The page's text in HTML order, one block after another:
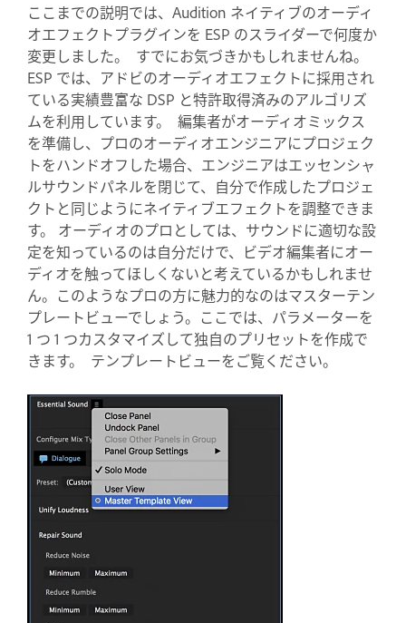
ここまでの説明では、Audition ネイティブのオーディ
オエフェクトプラグインを ESP のスライダーで何度か
変更しました。 すでにお気づきかもしれませんね。
ESP では、アドビのオーディオエフェクトに採用され
ている実績豊富な DSP と特許取得済みのアルゴリズ
ムを利用しています。 編集者がオーディオミックス
を準備し、プロのオーディオエンジニアにプロジェク
トをハンドオフした場合、エンジニアはエッセンシャ
ルサウンドパネルを閉じて、自分で作成したプロジェ
クトと同じようにネイティブエフェクトを調整できま
す。 オーディオのプロとしては、サウンドに適切な設
定を知っているのは自分だけで、ビデオ編集者にオー
ディオを触ってほしくないと考えているかもしれませ
ん。このようなプロの方に魅力的なのはマスターテン
プレートビューでしょう。ここでは、パラメーターを
1 つ 1 つカスタマイズして独自のプリセットを作成で
きます。 テンプレートビューをご覧ください。